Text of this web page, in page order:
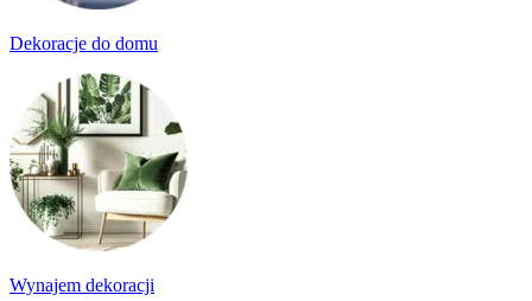
Dekoracje do domu
Wynajem dekoracji